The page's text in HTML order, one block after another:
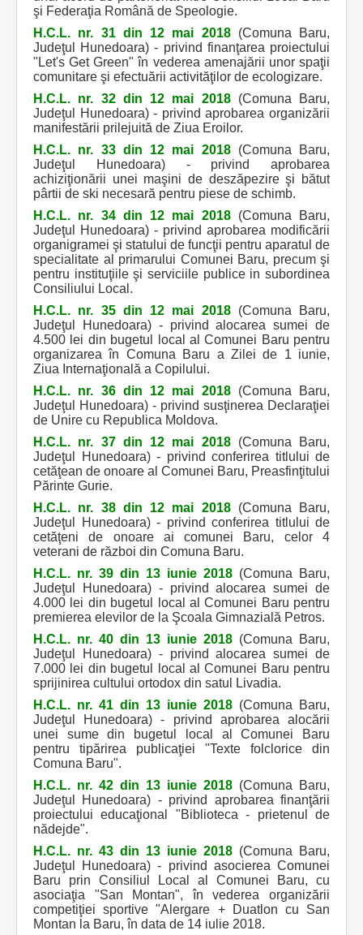
şi Federaţia Română de Speologie.
H.C.L. nr. 31 din 12 mai 2018(Comuna Baru,
Judeţul Hunedoara) - privind finanţarea proiectului
"Let's Get Green" în vederea amenajării unor spaţii
comunitare şi efectuării activităţilor de ecologizare.
H.C.L. nr. 32 din 12 mai 2018(Comuna Baru,
Judeţul Hunedoara) - privind aprobarea organizării
manifestării prilejuită de Ziua Eroilor.
H.C.L. nr. 33 din 12 mai 2018(Comuna Baru,
Judeţul Hunedoara) - privind aprobarea
achiziţionării unei maşini de deszăpezire şi bătut
pârtii de ski necesară pentru piese de schimb.
H.C.L. nr. 34 din 12 mai 2018(Comuna Baru,
Judeţul Hunedoara) - privind aprobarea modificării
organigramei şi statului de funcţii pentru aparatul de
specialitate al primarului Comunei Baru, precum şi
pentru instituţiile şi serviciile publice in subordinea
Consiliului Local.
H.C.L. nr. 35 din 12 mai 2018(Comuna Baru,
Judeţul Hunedoara) - privind alocarea sumei de
4.500 lei din bugetul local al Comunei Baru pentru
organizarea în Comuna Baru a Zilei de 1 iunie,
Ziua Internaţională a Copilului.
H.C.L. nr. 36 din 12 mai 2018(Comuna Baru,
Judeţul Hunedoara) - privind susţinerea Declaraţiei
de Unire cu Republica Moldova.
H.C.L. nr. 37 din 12 mai 2018(Comuna Baru,
Judeţul Hunedoara) - privind conferirea titlului de
cetăţean de onoare al Comunei Baru, Preasfinţitului
Părinte Gurie.
H.C.L. nr. 38 din 12 mai 2018(Comuna Baru,
Judeţul Hunedoara) - privind conferirea titlului de
cetăţeni de onoare ai comunei Baru, celor 4
veterani de război din Comuna Baru.
H.C.L. nr. 39 din 13 iunie 2018 (Comuna Baru,
Judeţul Hunedoara) - privind alocarea sumei de
4.000 lei din bugetul local al Comunei Baru pentru
premierea elevilor de la Şcoala Gimnazială Petros.
H.C.L. nr. 40 din 13 iunie 2018 (Comuna Baru,
Judeţul Hunedoara) - privind alocarea sumei de
7.000 lei din bugetul local al Comunei Baru pentru
sprijinirea cultului ortodox din satul Livadia.
H.C.L. nr. 41 din 13 iunie 2018 (Comuna Baru,
Judeţul Hunedoara) - privind aprobarea alocării
unei sume din bugetul local al Comunei Baru
pentru tipărirea publicaţiei "Texte folclorice din
Comuna Baru".
H.C.L. nr. 42 din 13 iunie 2018 (Comuna Baru,
Judeţul Hunedoara) - privind aprobarea finanţării
proiectului educaţional "Biblioteca - prietenul de
nădejde".
H.C.L. nr. 43 din 13 iunie 2018 (Comuna Baru,
Judeţul Hunedoara) - privind asocierea Comunei
Baru prin Consiliul Local al Comunei Baru, cu
asociaţia "San Montan", în vederea organizării
competiţiei sportive "Alergare + Duatlon cu San
Montan la Baru, în data de 14 iulie 2018.